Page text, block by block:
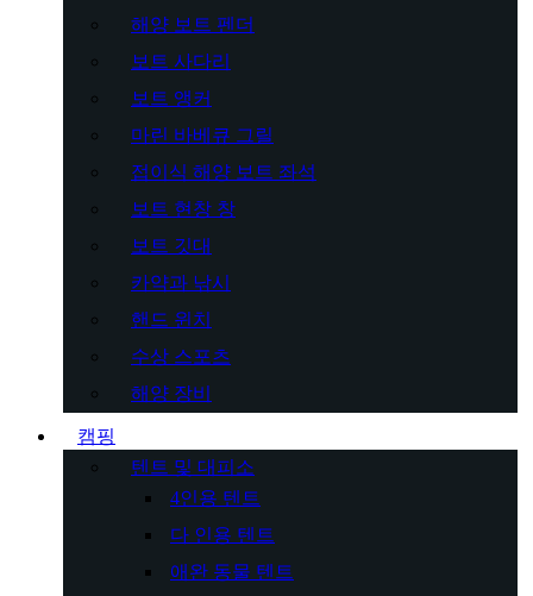
해양 보트 펜더
보트 사다리
보트 앵커
마린 바베큐 그릴
접이식 해양 보트 좌석
보트 현창 창
보트 깃대
카약과 낚시
핸드 윈치
수상 스포츠
해양 장비
캠핑
텐트 및 대피소
4인용 텐트
다 인용 텐트
애완 동물 텐트